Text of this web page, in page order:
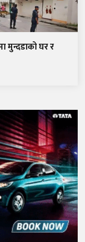
मुन्दडाको घर र